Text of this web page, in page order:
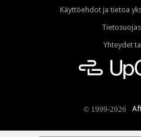
Käyttöehdot ja tietoa
Yhteydet
© 1999-2026